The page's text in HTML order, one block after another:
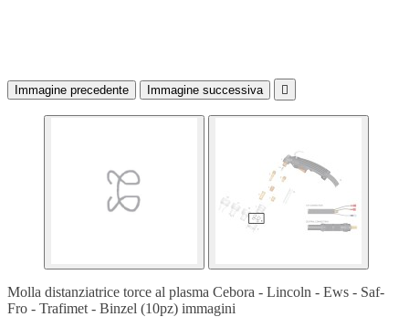
Immagine precedente Immagine successiva 
Molla distanziatrice torce al plasma Cebora - Lincoln - Ews - Saf-
Fro - Trafimet - Binzel (10pz) immagini